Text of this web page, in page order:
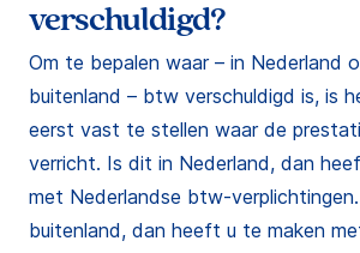
verschuldigd?
Om te bepalen waar – in Nederland
buitenland – btw verschuldigd is, is
eerst vast te stellen waar de
verricht. Is dit in Nederland, dan
met Nederlandse btw-
buitenland, dan heeft u te maken